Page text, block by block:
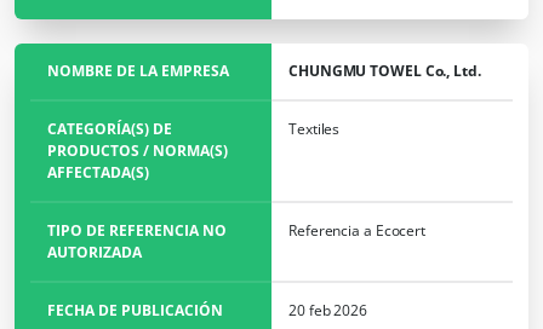
Agricultura ecológica
Agricultura sostenible
Responsabilidad social corporativa
NOMBRE DE LA EMPRESA CHUNGMU TOWEL Co., Ltd.
CATEGORÍA(S) DE
PRODUCTOS / NORMA(S)
AFFECTADA(S)
Textiles
TIPO DE REFERENCIA NO
AUTORIZADA
Referencia a Ecocert
FECHA DE PUBLICACIÓN 20 feb 2026